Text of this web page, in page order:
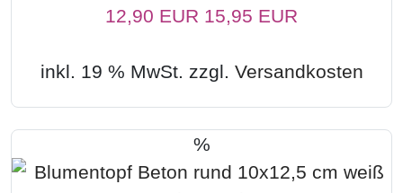
12,90 EUR 15,95 EUR
inkl. 19 % MwSt. zzgl. Versandkosten
%